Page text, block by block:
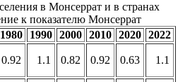
в Монсеррат и в странах
к показателю Монсеррат
1980 1990 2000 2010 2020 2022
0.92 1.1 0.82 0.92 0.63 1.1